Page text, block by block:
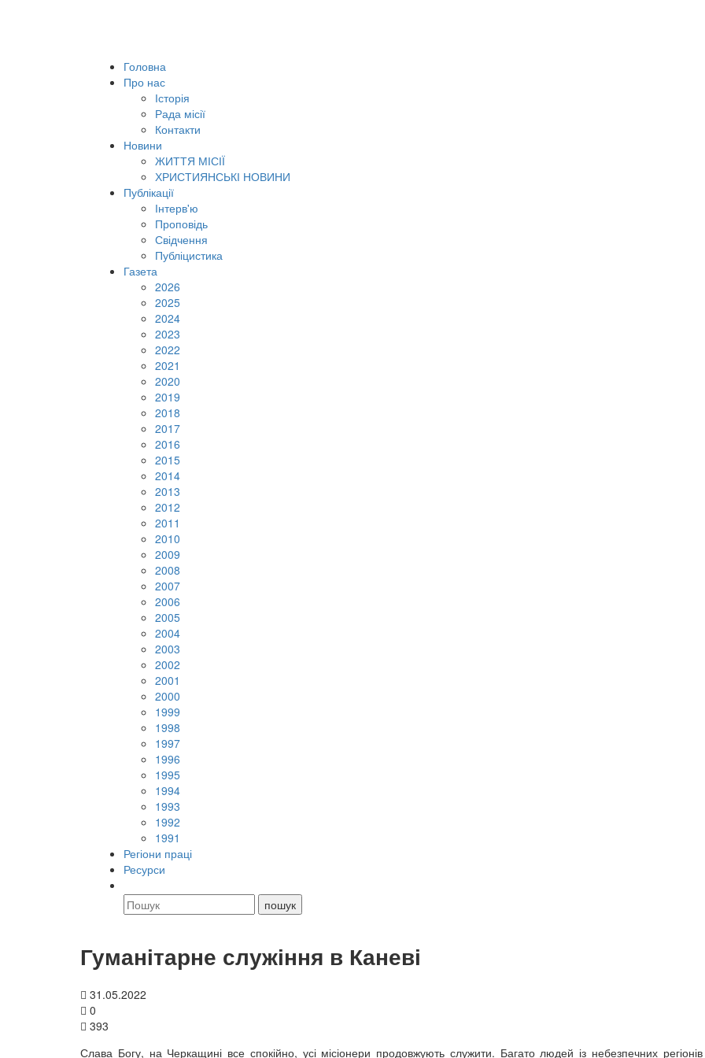
Головна
Про нас
Історія
Рада місії
Контакти
Новини
ЖИТТЯ МІСІЇ
ХРИСТИЯНСЬКІ НОВИНИ
Публікації
Інтерв'ю
Проповідь
Свідчення
Публіцистика
Газета
2026
2025
2024
2023
2022
2021
2020
2019
2018
2017
2016
2015
2014
2013
2012
2011
2010
2009
2008
2007
2006
2005
2004
2003
2002
2001
2000
1999
1998
1997
1996
1995
1994
1993
1992
1991
Регіони праці
Ресурси
Гуманітарне служіння в Каневі
31.05.2022
0
393
Слава Богу, на Черкащині все спокійно, усі місіонери продовжують служити. Багато людей із небезпечних регіонів